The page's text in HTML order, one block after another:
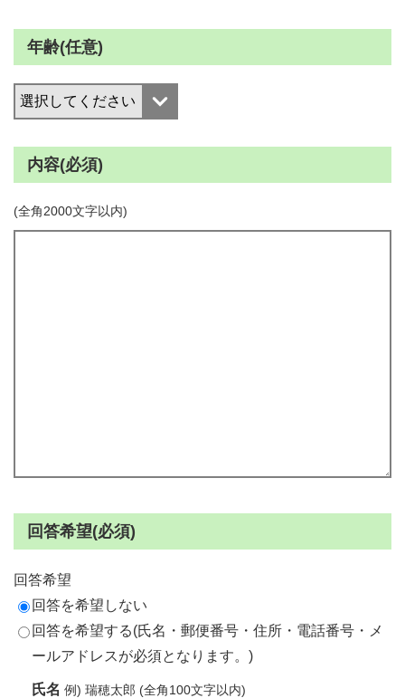
年齢(任意)
内容(必須)
(全角2000文字以内)
回答希望(必須)
回答希望
回答を希望しない
回答を希望する(氏名・郵便番号・住所・電話番号・メ
ールアドレスが必須となります。)
氏名 例) 瑞穂太郎 (全角100文字以内)